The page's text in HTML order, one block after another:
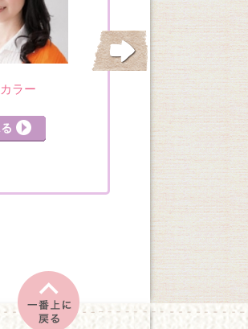
ラー
定員３名 カラー
＆ファッションア